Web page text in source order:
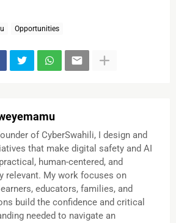
Opportunities
of CyberSwahili, I design and
that make digital safety and AI
human-centered, and
relevant. My work focuses on
educators, families, and
build the confidence and critical
needed to navigate an